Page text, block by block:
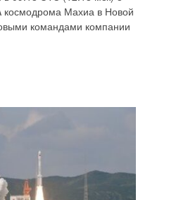
космодрома Махиа в Новой
командами компании